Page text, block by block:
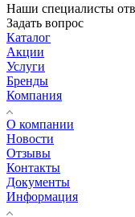
Наши специалисты
Задать вопрос
Каталог
Акции
Услуги
Бренды
Компания
О компании
Новости
Отзывы
Контакты
Документы
Информация